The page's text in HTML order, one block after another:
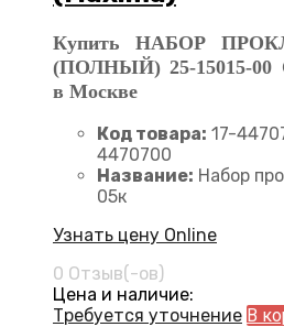
Купить НАБОР
(ПОЛНЫЙ) 25-15015-00
в Москве
Код товара: 17-
4470700
Название: Набор
05к
Узнать цену Online
0 Отзыв(-ов)
Цена и наличие:
Требуется уточнение В